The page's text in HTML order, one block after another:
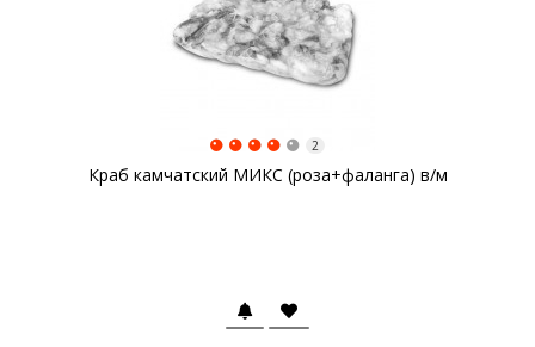
Краб камчатский МИКС (роза+фаланга) в/м
2